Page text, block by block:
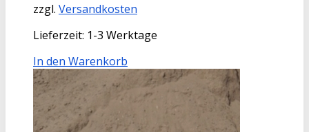
zzgl. Versandkosten
Lieferzeit: 1-3 Werktage
In den Warenkorb